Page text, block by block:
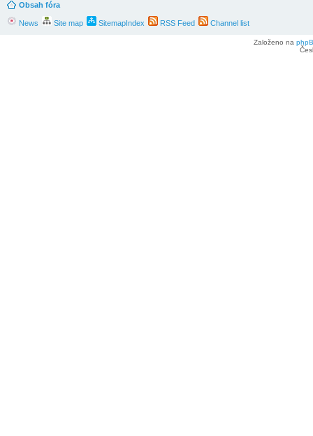
Obsah fóra
News Site map SitemapIndex RSS Feed Channel list
Založeno na